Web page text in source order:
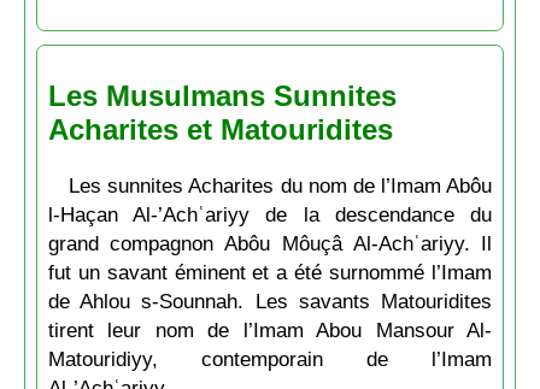
Les Musulmans Sunnites
Acharites et Matouridites
Les sunnites Acharites du nom de l’Imam Abôu
l-Haçan Al-’Achʿariyy de la descendance du
grand compagnon Abôu Môuçâ Al-Achʿariyy. Il
fut un savant éminent et a été surnommé l’Imam
de Ahlou s-Sounnah. Les savants Matouridites
tirent leur nom de l’Imam Abou Mansour Al-
Matouridiyy, contemporain de l’Imam